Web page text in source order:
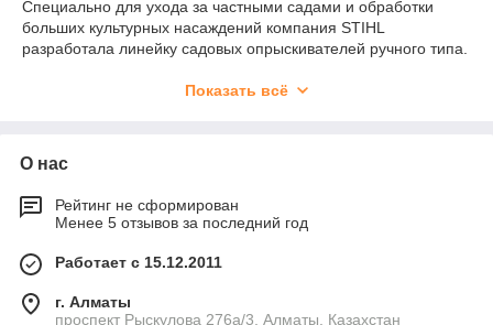
Специально для ухода за частными садами и обработки
больших культурных насаждений компания STIHL
разработала линейку садовых опрыскивателей ручного типа.
объемом бака от 1,5 до 18 литров, в том числе и ранцевого
Преимущество распылителей нашей марки заключается в
простом управлении, эргономичном дизайне, высоком
качестве и доступной цене. Ручные опрыскиватели могут
использоваться как со стандартными, так и с
дополнительными насадками, что позволяет расширить
площадь единовременной обработки без потери качества.
Наши устройства можно применять как распылитель
удобрений, а также использовать для обработки растений от
Показать всё
О нас
Рейтинг не сформирован
Менее 5 отзывов за последний год
Работает с 15.12.2011
г. Алматы
проспект Рыскулова 276а/3, Алматы, Казахстан